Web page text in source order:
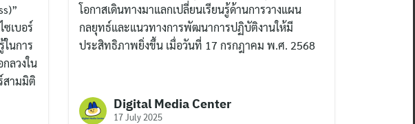
เบอร์
นการ
ลวงใน
สามมิติ
โอกาสเดินทางมาแลกเปลี่ยนเรียนรู้ด้านการวางแผน
กลยุทธ์และแนวทางการพัฒนาการปฏิบัติงานให้มี
ประสิทธิภาพยิ่งขึ้น เมื่อวันที่ 17 กรกฎาคม พ.ศ. 2568
Digital Media Center
17 July 2025